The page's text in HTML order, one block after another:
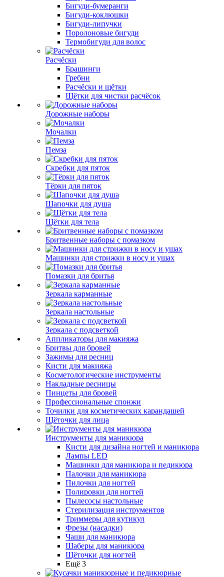
Бигуди-бумеранги
Бигуди-коклюшки
Бигуди-липучки
Поролоновые бигуди
Термобигуди для волос
Расчёски
Брашинги
Гребни
Расчёски и щётки
Щётки для чистки расчёсок
Дорожные наборы
Мочалки
Пемза
Скребки для пяток
Тёрки для пяток
Шапочки для душа
Щётки для тела
Бритвенные наборы с помазком
Машинки для стрижки в носу и ушах
Помазки для бритья
Зеркала карманные
Зеркала настольные
Зеркала с подсветкой
Аппликаторы для макияжа
Бритвы для бровей
Зажимы для ресниц
Кисти для макияжа
Косметологические инструменты
Накладные ресницы
Пинцеты для бровей
Профессиональные спонжи
Точилки для косметических карандашей
Щёточки для лица
Инструменты для маникюра
Кисти для дизайна ногтей и маникюра
Лампы LED
Машинки для маникюра и педикюра
Палочки для маникюра
Пилочки для ногтей
Полировки для ногтей
Пылесосы настольные
Стерилизация инструментов
Триммеры для кутикул
Фрезы (насадки)
Чаши для маникюра
Шаберы для маникюра
Щёточки для ногтей
Ещё 3